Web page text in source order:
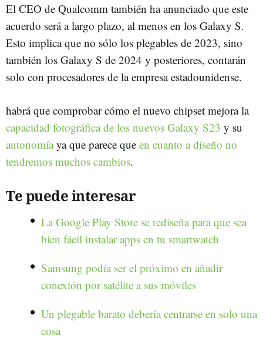
El CEO de Qualcomm también ha anunciado que este
acuerdo será a largo plazo, al menos en los Galaxy S.
Esto implica que no sólo los plegables de 2023, sino
también los Galaxy S de 2024 y posteriores, contarán
solo con procesadores de la empresa estadounidense.
habrá que comprobar cómo el nuevo chipset mejora la
capacidad fotográfica de los nuevos Galaxy S23 y su
autonomíaya que parece que en cuanto a diseño no
tendremos muchos cambios.
Te puede interesar
La Google Play Store se rediseña para que sea
bien fácil instalar apps en tu smartwatch
Samsung podía ser el próximo en añadir
conexión por satélite a sus móviles
Un plegable barato debería centrarse en solo una
cosa